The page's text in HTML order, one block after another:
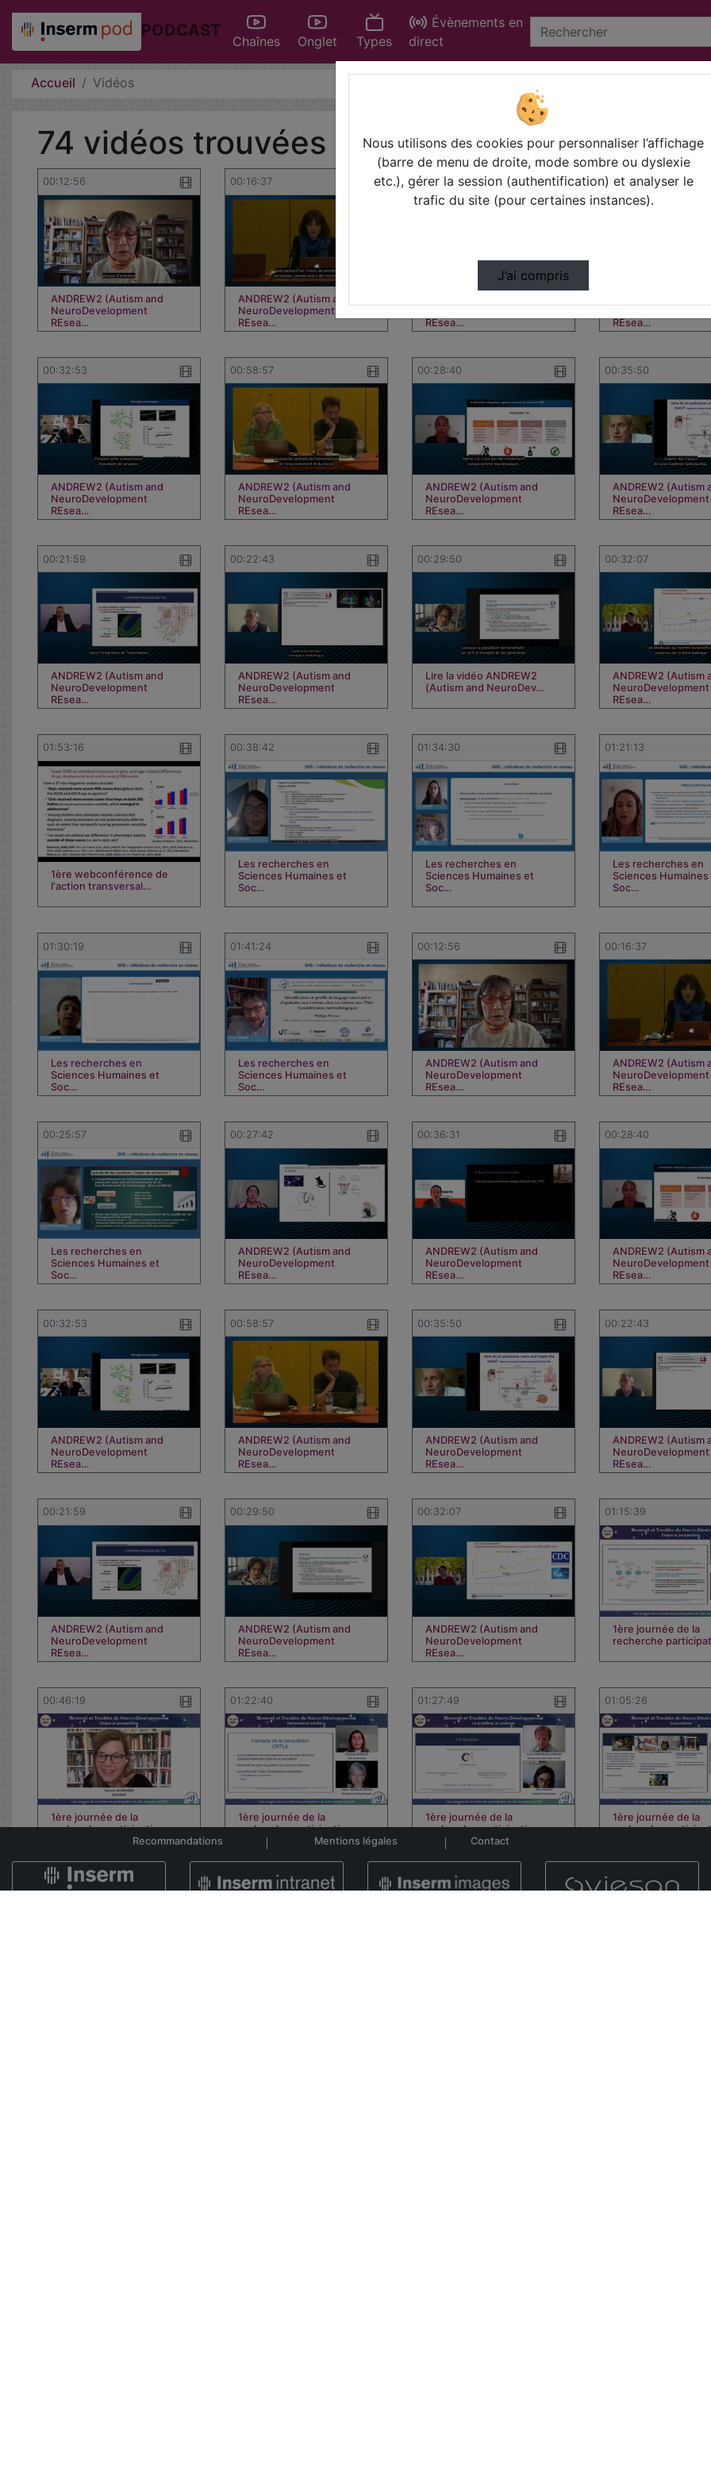
PODCAST
Chaînes Onglet Types
Évènements en
direct
Accueil Vidéos
74 vidéos trouvées Video
Statistiques de vues
00:12:56
ANDREW2 (Autism and
NeuroDevelopment
REsea…
00:16:37
ANDREW2 (Autism and
NeuroDevelopment
REsea…
00:27:42
REsea…
00:36:31
REsea…
00:32:53
ANDREW2 (Autism and
NeuroDevelopment
REsea…
00:58:57
ANDREW2 (Autism and
NeuroDevelopment
REsea…
00:28:40
ANDREW2 (Autism and
NeuroDevelopment
REsea…
00:35:50
ANDREW2 (Autism
NeuroDevelopment
REsea…
00:21:59
ANDREW2 (Autism and
NeuroDevelopment
REsea…
00:22:43
ANDREW2 (Autism and
NeuroDevelopment
REsea…
00:29:50
Lire la vidéo ANDREW2
(Autism and NeuroDev…
00:32:07
ANDREW2 (Autism
NeuroDevelopment
REsea…
01:53:16
1ère webconférence de
l'action transversal…
00:38:42
Les recherches en
Sciences Humaines et
Soc…
01:34:30
Les recherches en
Sciences Humaines et
Soc…
01:21:13
Les recherches en
Sciences
Soc…
01:30:19
Les recherches en
Sciences Humaines et
Soc…
01:41:24
Les recherches en
Sciences Humaines et
Soc…
00:12:56
ANDREW2 (Autism and
NeuroDevelopment
REsea…
00:16:37
ANDREW2 (Autism
NeuroDevelopment
REsea…
00:25:57
Les recherches en
Sciences Humaines et
Soc…
00:27:42
ANDREW2 (Autism and
NeuroDevelopment
REsea…
00:36:31
ANDREW2 (Autism and
NeuroDevelopment
REsea…
00:28:40
ANDREW2 (Autism
NeuroDevelopment
REsea…
00:32:53
ANDREW2 (Autism and
NeuroDevelopment
REsea…
00:58:57
ANDREW2 (Autism and
NeuroDevelopment
REsea…
00:35:50
ANDREW2 (Autism and
NeuroDevelopment
REsea…
00:22:43
ANDREW2 (Autism
NeuroDevelopment
REsea…
00:21:59
ANDREW2 (Autism and
NeuroDevelopment
REsea…
00:29:50
ANDREW2 (Autism and
NeuroDevelopment
REsea…
00:32:07
ANDREW2 (Autism and
NeuroDevelopment
REsea…
01:15:39
1ère journée de la
recherche
00:46:19
1ère journée de la
recherche participative…
01:22:40
1ère journée de la
recherche participative…
01:27:49
1ère journée de la
recherche participative…
01:05:26
1ère journée de la
recherche
00:55:04 00:15:02 00:16:15 01:20:47
Recommandations Mentions légales Contact
Nous utilisons des cookies pour personnaliser l’affichage
(barre de menu de droite, mode sombre ou dyslexie
etc.), gérer la session (authentification) et analyser le
trafic du site (pour certaines instances).
J’ai compris